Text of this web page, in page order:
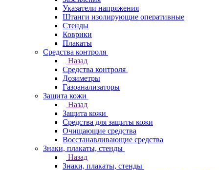
Указатели напряжения
Штанги изолирующие оперативные
Стенды
Коврики
Плакаты
Средства контроля
Назад
Средства контроля
Дозиметры
Газоанализаторы
Защита кожи
Назад
Защита кожи
Средства для защиты кожи
Очищающие средства
Восстанавливающие средства
Знаки, плакаты, стенды
Назад
Знаки, плакаты, стенды